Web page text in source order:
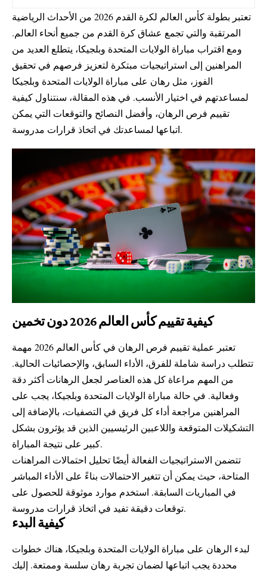
تعتبر بطولة كأس العالم لكرة القدم 2026 من الأحداث الرياضية
المرتقبة والتي تجمع عشاق كرة القدم من جميع أنحاء العالم.
ومع اقتراب مباراة الولايات المتحدة وبلجيكا، يتطلع العديد من
المراهنين إلى استراتيجيات مبتكرة لتعزيز فرصهم في تحقيق
الفوز، مثل رهان على مباراة الولايات المتحدة وبلجيكا
لمساعدتهم في اختيار الأنسب. في هذه المقالة، سنتناول كيفية
تقييم فرص الرهان، وأفضل النصائح والتوقعات التي يمكن
اتباعها لمساعدتك في اتخاذ قرارات مدروسة.
كيفية تقييم كأس العالم 2026 دون تخمين
تعتبر عملية تقييم فرص الرهان في كأس العالم 2026 مهمة
تتطلب دراسة شاملة للفرق، الأداء السابق، والإحصائيات الحالية.
من المهم مراعاة كل هذه العناصر لجعل الرهانات أكثر دقة
وفعالية. في حالة مباراة الولايات المتحدة وبلجيكا، يجب على
المراهنين مراجعة أداء كل فريق في التصفيات، بالإضافة إلى
التشكيلات المتوقعة واللاعبين الرئيسيين الذين قد يؤثرون بشكل
كبير على نتيجة المباراة.
تتضمن الاستراتيجيات الفعالة أيضًا تحليل احتمالات المراهنات
المتاحة، حيث يمكن أن تتغير الاحتمالات بناءً على الأداء المباشر
في المباريات السابقة. استخدم موارد موثوقة للحصول على
توقعات دقيقة تفيد في اتخاذ قرارات مدروسة.
كيفية البدء
لبدء الرهان على مباراة الولايات المتحدة وبلجيكا، هناك خطوات
محددة يجب اتباعها لضمان تجربة رهان سلسة وممتعة. إليك